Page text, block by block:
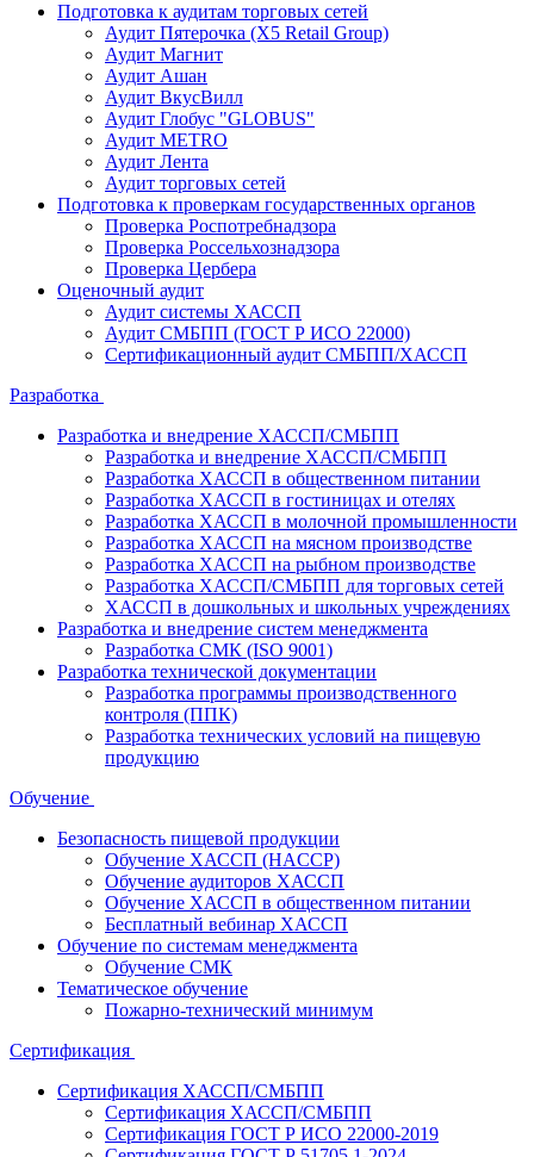
Подготовка к аудитам торговых сетей
Аудит Пятерочка (X5 Retail Group)
Аудит Магнит
Аудит Ашан
Аудит ВкусВилл
Аудит Глобус "GLOBUS"
Аудит METRO
Аудит Лента
Аудит торговых сетей
Подготовка к проверкам государственных органов
Проверка Роспотребнадзора
Проверка Россельхознадзора
Проверка Цербера
Оценочный аудит
Аудит системы ХАССП
Аудит СМБПП (ГОСТ Р ИСО 22000)
Сертификационный аудит СМБПП/ХАССП
Разработка
Разработка и внедрение ХАССП/СМБПП
Разработка и внедрение ХАССП/СМБПП
Разработка ХАССП в общественном питании
Разработка ХАССП в гостиницах и отелях
Разработка ХАССП в молочной промышленности
Разработка ХАССП на мясном производстве
Разработка ХАССП на рыбном производстве
Разработка ХАССП/СМБПП для торговых сетей
ХАССП в дошкольных и школьных учреждениях
Разработка и внедрение систем менеджмента
Разработка СМК (ISO 9001)
Разработка технической документации
Разработка программы производственного
контроля (ППК)
Разработка технических условий на пищевую
продукцию
Обучение
Безопасность пищевой продукции
Обучение ХАССП (HACCP)
Обучение аудиторов ХАССП
Обучение ХАССП в общественном питании
Бесплатный вебинар ХАССП
Обучение по системам менеджмента
Обучение СМК
Тематическое обучение
Пожарно-технический минимум
Сертификация
Сертификация ХАССП/СМБПП
Сертификация ХАССП/СМБПП
Сертификация ГОСТ Р ИСО 22000-2019